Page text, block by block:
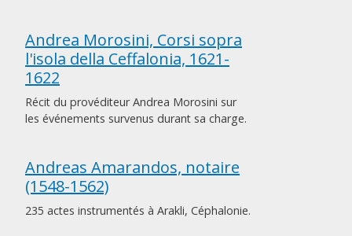
Andrea Morosini, Corsi sopra
l'isola della Ceffalonia, 1621-
1622
Récit du provéditeur Andrea Morosini sur
les événements survenus durant sa charge.
Andreas Amarandos, notaire
(1548-1562)
235 actes instrumentés à Arakli, Céphalonie.